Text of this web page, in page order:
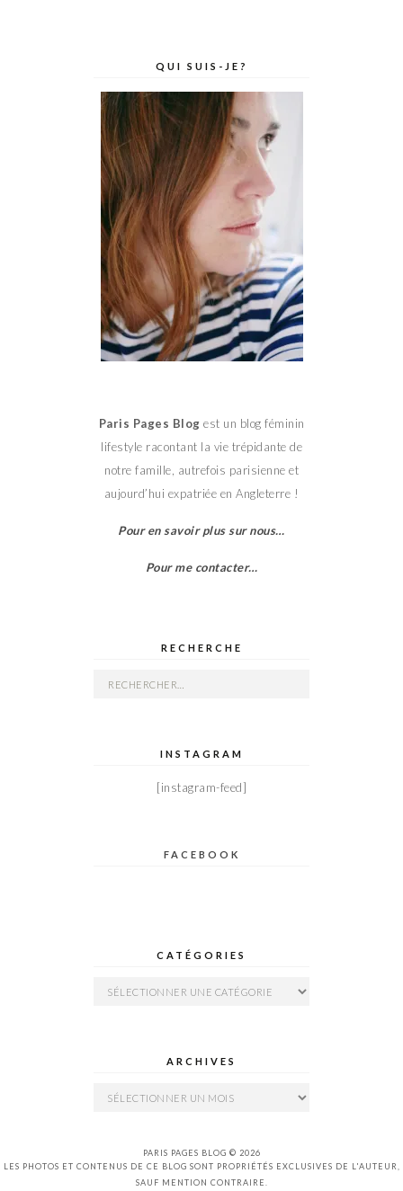
QUI SUIS-JE?
Paris Pages Blog est un blog féminin
lifestyle racontant la vie trépidante de
notre famille, autrefois parisienne et
aujourd’hui expatriée en Angleterre !
Pour en savoir plus sur nous…
Pour me contacter…
RECHERCHE
Rechercher :
INSTAGRAM
[instagram-feed]
FACEBOOK
CATÉGORIES
Catégories
ARCHIVES
Archives
PARIS PAGES BLOG © 2026
LES PHOTOS ET CONTENUS DE CE BLOG SONT PROPRIÉTÉS EXCLUSIVES DE L'AUTEUR,
SAUF MENTION CONTRAIRE.